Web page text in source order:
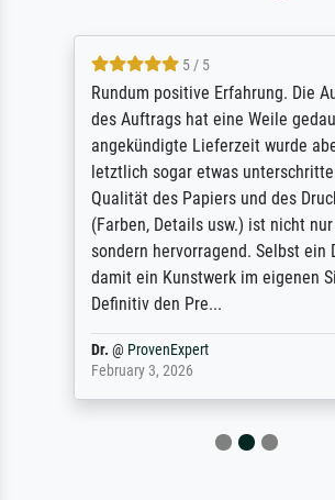
5 / 5
Rundum positive Erfahrung. Die
des Auftrags hat eine Weile
angekündigte Lieferzeit wurde
letztlich sogar etwas
Qualität des Papiers und des
(Farben, Details usw.) ist nicht
sondern hervorragend. Selbst ein
damit ein Kunstwerk im eigenen
Definitiv den Pre...
Dr. @ ProvenExpert
February 3, 2026